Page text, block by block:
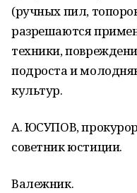
(ручных пил,
разрешаются
техники,
подроста и
культур.
А. ЮСУПОВ,
советник юстиции.
Валежник.